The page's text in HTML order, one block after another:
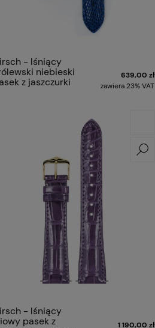
- lśniący
niebieski
z jaszczurki
639,00 zł
zawiera 23% VAT
- lśniący
pasek z
1 190,00 zł